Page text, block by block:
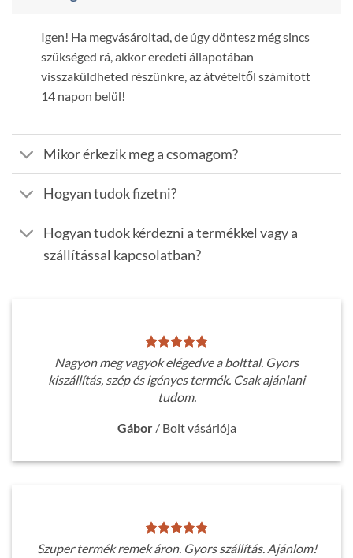
Igen! Ha megvásároltad, de úgy döntesz még sincs
szükséged rá, akkor eredeti állapotában
visszaküldheted részünkre, az átvételtől számított
14 napon belül!
Mikor érkezik meg a csomagom?
Hogyan tudok fizetni?
Hogyan tudok kérdezni a termékkel vagy a
szállítással kapcsolatban?
Nagyon meg vagyok elégedve a bolttal. Gyors
kiszállítás, szép és igényes termék. Csak ajánlani
tudom.
Gábor / Bolt vásárlója
Szuper termék remek áron. Gyors szállítás. Ajánlom!